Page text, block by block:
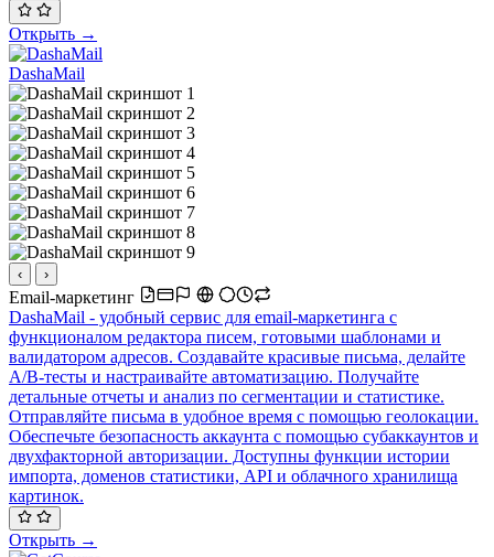
Открыть →
DashaMail
‹ ›
Email-маркетинг
DashaMail - удобный сервис для email-маркетинга с
функционалом редактора писем, готовыми шаблонами и
валидатором адресов. Создавайте красивые письма, делайте
A/B-тесты и настраивайте автоматизацию. Получайте
детальные отчеты и анализ по сегментации и статистике.
Отправляйте письма в удобное время с помощью геолокации.
Обеспечьте безопасность аккаунта с помощью субаккаунтов и
двухфакторной авторизации. Доступны функции истории
импорта, доменов статистики, API и облачного хранилища
картинок.
Открыть →